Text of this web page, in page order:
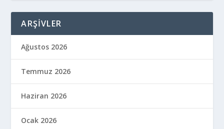
ARŞIVLER
Ağustos 2026
Temmuz 2026
Haziran 2026
Ocak 2026